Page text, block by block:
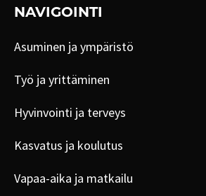
NAVIGOINTI
Asuminen ja ympäristö
Työ ja yrittäminen
Hyvinvointi ja terveys
Kasvatus ja koulutus
Vapaa-aika ja matkailu